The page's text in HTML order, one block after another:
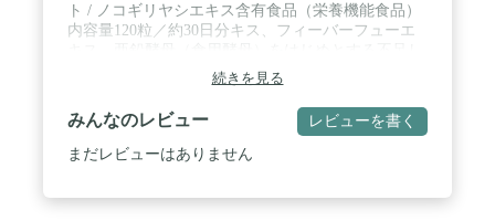
ト / ノコギリヤシエキス含有食品（栄養機能食品）
内容量120粒／約30日分キス、フィーバーフューエ
がちな栄養をバランスよく配合。 / ノコギリヤシエ
キス、フィーバーフューエキス、亜鉛酵母（食用酵
母）をはじめとする不足しがちな栄養をバランスよ
く配合。 / 栄養機能食品として1日4粒を目安に、水
またはぬるま湯などでお召し上がりください。
続きを見る
みんなのレビュー レビューを書く
まだレビューはありません